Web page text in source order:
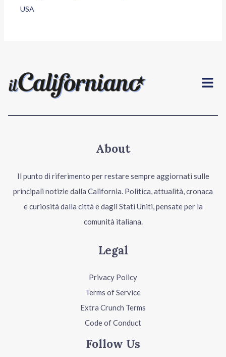
USA
Menu
About
Il punto di riferimento per restare sempre aggiornati sulle
principali notizie dalla California. Politica, attualità, cronaca
e curiosità dalla città e dagli Stati Uniti, pensate per la
comunità italiana.
Legal
Privacy Policy
Terms of Service
Extra Crunch Terms
Code of Conduct
Follow Us